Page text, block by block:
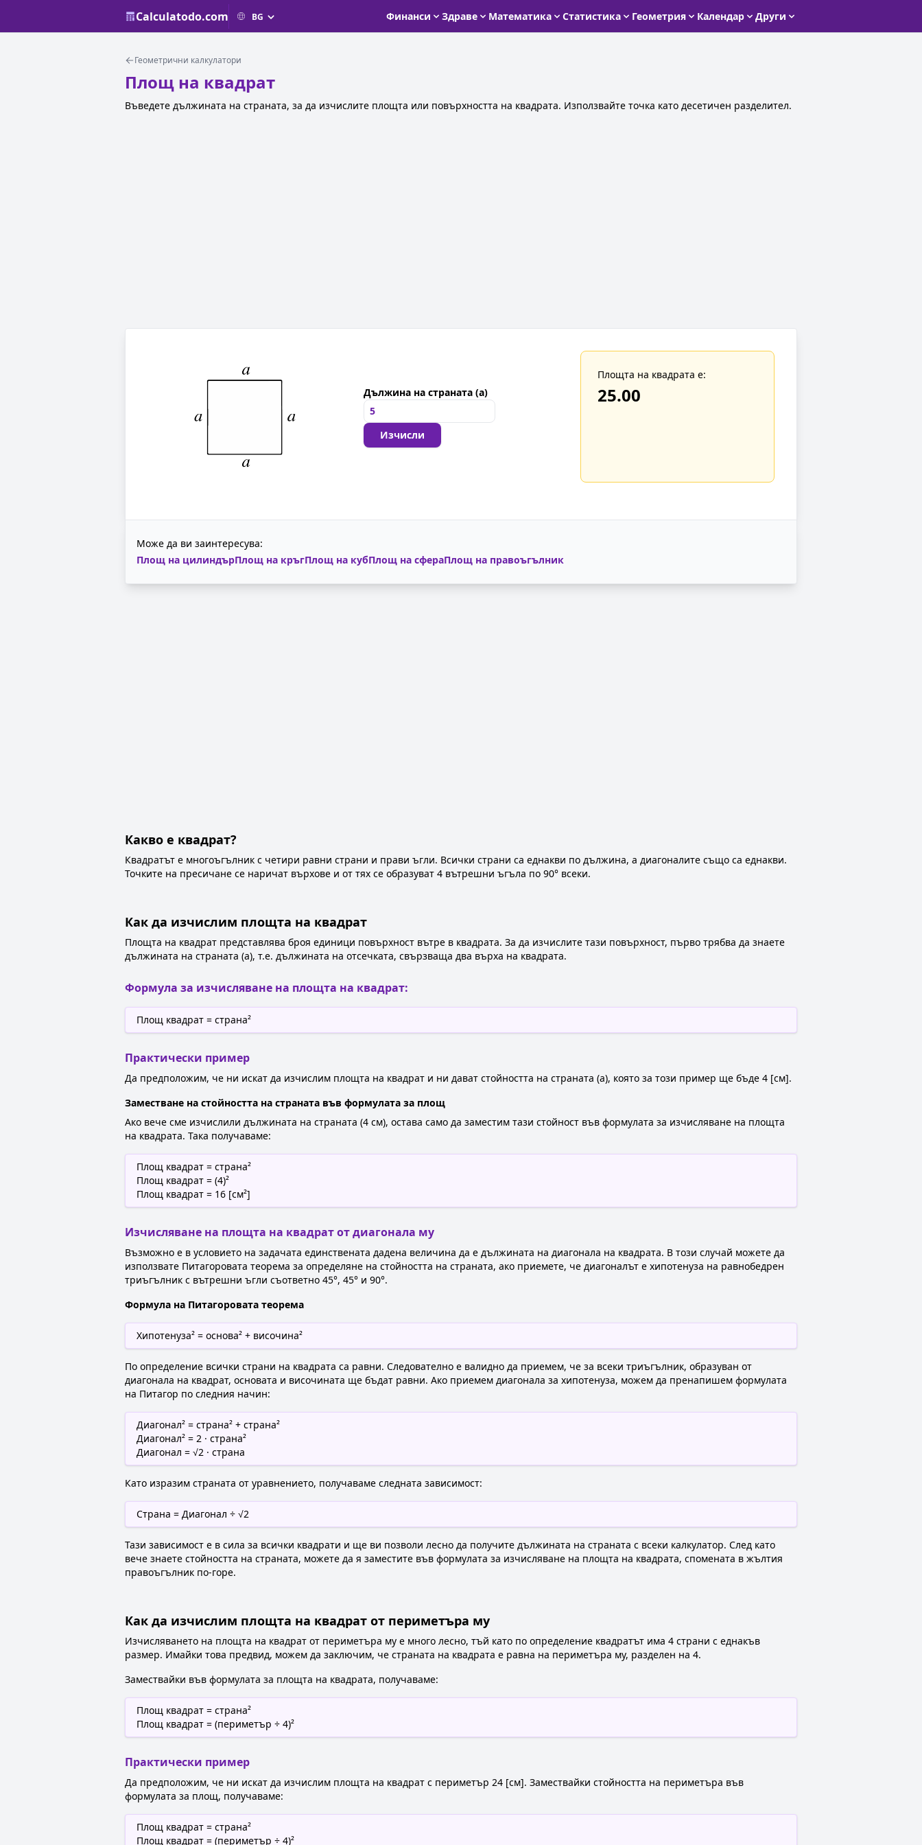
Calculatodo.com Финанси Здраве Математика Статистика Геометрия Календар Други
Геометрични калкулатори
Площ на квадрат
Въведете дължината на страната, за да изчислите площта или повърхността на квадрата. Използвайте точка като десетичен разделител.
Дължина на страната (a)
Изчисли
Площта на квадрата е:
25.00
Може да ви заинтересува:
Площ на цилиндърПлощ на кръгПлощ на кубПлощ на сфераПлощ на правоъгълник
Какво е квадрат?
Квадратът е многоъгълник с четири равни страни и прави ъгли. Всички страни са еднакви по дължина, а диагоналите също са еднакви.
Точките на пресичане се наричат върхове и от тях се образуват 4 вътрешни ъгъла по 90° всеки.
Как да изчислим площта на квадрат
Площта на квадрат представлява броя единици повърхност вътре в квадрата. За да изчислите тази повърхност, първо трябва да знаете
дължината на страната (a), т.е. дължината на отсечката, свързваща два върха на квадрата.
Формула за изчисляване на площта на квадрат:
Площ квадрат = страна²
Практически пример
Да предположим, че ни искат да изчислим площта на квадрат и ни дават стойността на страната (a), която за този пример ще бъде 4 [см].
Заместване на стойността на страната във формулата за площ
Ако вече сме изчислили дължината на страната (4 см), остава само да заместим тази стойност във формулата за изчисляване на площта
на квадрата. Така получаваме:
Площ квадрат = страна²
Площ квадрат = (4)²
Площ квадрат = 16 [см²]
Изчисляване на площта на квадрат от диагонала му
Възможно е в условието на задачата единствената дадена величина да е дължината на диагонала на квадрата. В този случай можете да
използвате Питагоровата теорема за определяне на стойността на страната, ако приемете, че диагоналът е хипотенуза на равнобедрен
триъгълник с вътрешни ъгли съответно 45°, 45° и 90°.
Формула на Питагоровата теорема
Хипотенуза² = основа² + височина²
По определение всички страни на квадрата са равни. Следователно е валидно да приемем, че за всеки триъгълник, образуван от
диагонала на квадрат, основата и височината ще бъдат равни. Ако приемем диагонала за хипотенуза, можем да пренапишем формулата
на Питагор по следния начин:
Диагонал² = страна² + страна²
Диагонал² = 2 · страна²
Диагонал = √2 · страна
Като изразим страната от уравнението, получаваме следната зависимост:
Страна = Диагонал ÷ √2
Тази зависимост е в сила за всички квадрати и ще ви позволи лесно да получите дължината на страната с всеки калкулатор. След като
вече знаете стойността на страната, можете да я заместите във формулата за изчисляване на площта на квадрата, спомената в жълтия
правоъгълник по-горе.
Как да изчислим площта на квадрат от периметъра му
Изчисляването на площта на квадрат от периметъра му е много лесно, тъй като по определение квадратът има 4 страни с еднакъв
размер. Имайки това предвид, можем да заключим, че страната на квадрата е равна на периметъра му, разделен на 4.
Замествайки във формулата за площта на квадрата, получаваме:
Площ квадрат = страна²
Площ квадрат = (периметър ÷ 4)²
Практически пример
Да предположим, че ни искат да изчислим площта на квадрат с периметър 24 [см]. Замествайки стойността на периметъра във
формулата за площ, получаваме:
Площ квадрат = страна²
Площ квадрат = (периметър ÷ 4)²